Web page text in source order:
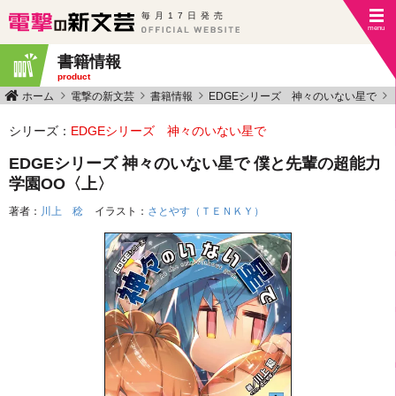
毎月17日発売
書籍情報
product
ホーム 電撃の新文芸 書籍情報 EDGEシリーズ 神々のいない星で
シリーズ： EDGEシリーズ 神々のいない星で
EDGEシリーズ 神々のいない星で 僕と先輩の超能力
学園OO〈上〉
著者： 川上 稔 イラスト： さとやす（ＴＥＮＫＹ）